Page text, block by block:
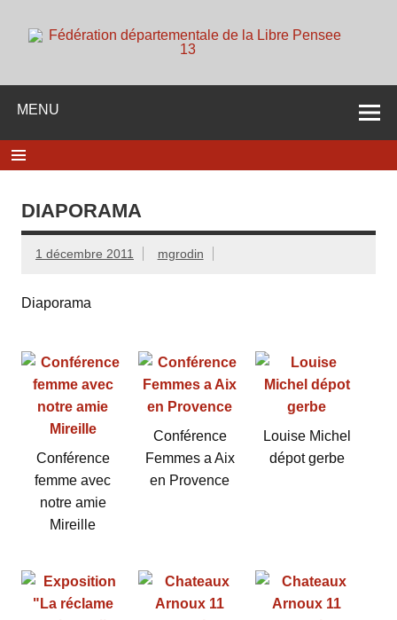
content
dieu ni maitre
MENU
DIAPORAMA
1 décembre 2011 mgrodin
Diaporama
Conférence
femme avec
notre amie
Mireille
Conférence
Femmes a Aix
en Provence
Louise Michel
dépot gerbe